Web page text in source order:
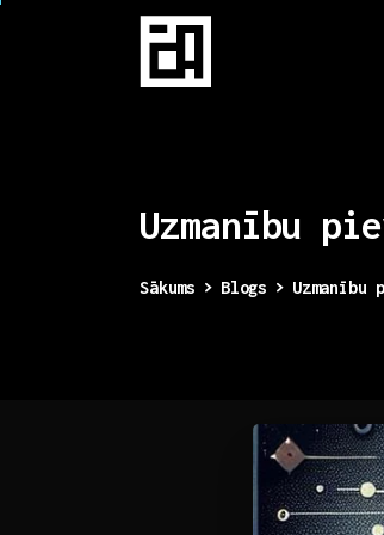
Uzmanību
Sākums Blogs